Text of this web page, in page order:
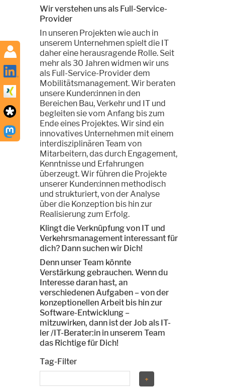
Wir verstehen uns als Full-Service-
Provider
In unseren Projekten wie auch in
unserem Unternehmen spielt die IT
daher eine herausragende Rolle. Seit
mehr als 30 Jahren widmen wir uns
als Full-Service-Provider dem
Mobilitätsmanagement. Wir beraten
unsere Kunden:innen in den
Bereichen Bau, Verkehr und IT und
begleiten sie vom Anfang bis zum
Ende eines Projektes. Wir sind ein
innovatives Unternehmen mit einem
interdisziplinären Team von
Mitarbeitern, das durch Engagement,
Kenntnisse und Erfahrungen
überzeugt. Wir führen die Projekte
unserer Kunden:innen methodisch
und strukturiert, von der Analyse
über die Konzeption bis hin zur
Realisierung zum Erfolg.
Klingt die Verknüpfung von IT und
Verkehrsmanagement interessant für
dich? Dann suchen wir Dich!
Denn unser Team könnte
Verstärkung gebrauchen. Wenn du
Interesse daran hast, an
verschiedenen Aufgaben – von der
konzeptionellen Arbeit bis hin zur
Software-Entwicklung –
mitzuwirken, dann ist der Job als IT-
ler /IT-Berater:in in unserem Team
das Richtige für Dich!
Tag-Filter